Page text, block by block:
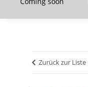
Zurück zur Liste